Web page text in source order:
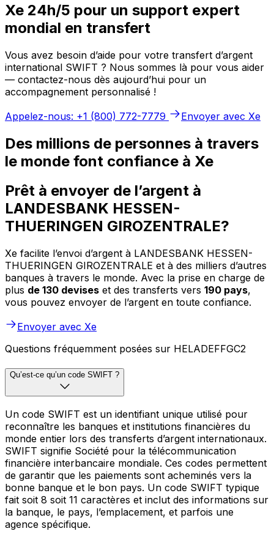
Xe 24h/5 pour un support expert
mondial en transfert
Vous avez besoin d’aide pour votre transfert d’argent
international SWIFT ? Nous sommes là pour vous aider
— contactez-nous dès aujourd’hui pour un
accompagnement personnalisé !
Appelez-nous: +1 (800) 772-7779
Envoyer avec Xe
Des millions de personnes à travers
le monde font confiance à Xe
Prêt à envoyer de l’argent à
LANDESBANK HESSEN-
THUERINGEN GIROZENTRALE?
Xe facilite l’envoi d’argent à LANDESBANK HESSEN-
THUERINGEN GIROZENTRALE et à des milliers d’autres
banques à travers le monde. Avec la prise en charge de
plus de 130 devises et des transferts vers 190 pays,
vous pouvez envoyer de l’argent en toute confiance.
Envoyer avec Xe
Questions fréquemment posées sur HELADEFFGC2
Qu’est-ce qu’un code SWIFT ?
Un code SWIFT est un identifiant unique utilisé pour
reconnaître les banques et institutions financières du
monde entier lors des transferts d’argent internationaux.
SWIFT signifie Société pour la télécommunication
financière interbancaire mondiale. Ces codes permettent
de garantir que les paiements sont acheminés vers la
bonne banque et le bon pays. Un code SWIFT typique
fait soit 8 soit 11 caractères et inclut des informations sur
la banque, le pays, l’emplacement, et parfois une
agence spécifique.